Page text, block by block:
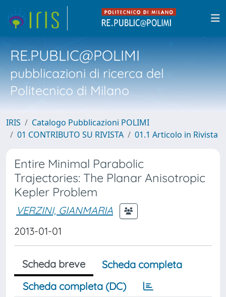
RE.PUBLIC@POLIMI
pubblicazioni di ricerca del
Politecnico di Milano
IRIS
Catalogo Pubblicazioni POLIMI
01 CONTRIBUTO SU RIVISTA
01.1 Articolo in Rivista
Entire Minimal Parabolic
Trajectories: The Planar Anisotropic
Kepler Problem
VERZINI, GIANMARIA
2013-01-01
Scheda breve
Scheda completa
Scheda completa (DC)